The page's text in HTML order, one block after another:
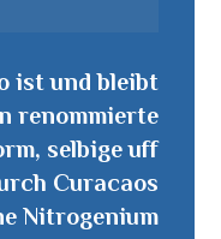
ist und bleibt
renommierte
selbige uff
Curacaos
Nitrogenium